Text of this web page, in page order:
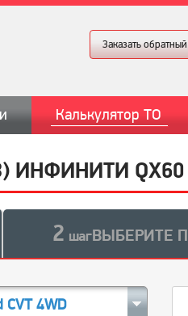
Заказать
Калькулятор ТО
QX60
2 шагВЫБЕРИТЕ
CVT 4WD